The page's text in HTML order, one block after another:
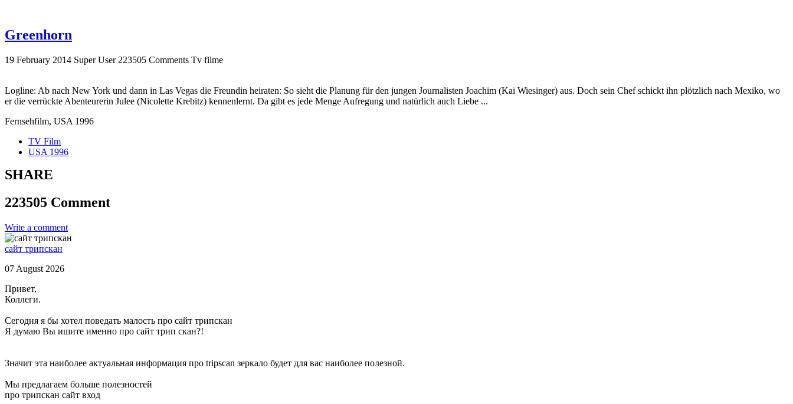
Greenhorn
19 February 2014 Super User 223505 Comments Tv filme
Logline: Ab nach New York und dann in Las Vegas die Freundin heiraten: So sieht die Planung für den jungen Journalisten Joachim (Kai Wiesinger) aus. Doch sein Chef schickt ihn plötzlich nach Mexiko, wo
er die verrückte Abenteurerin Julee (Nicolette Krebitz) kennenlernt. Da gibt es jede Menge Aufregung und natürlich auch Liebe ...
Fernsehfilm, USA 1996
TV Film
USA 1996
SHARE
223505 Comment
Write a comment
сайт трипскан
07 August 2026
Привет,
Коллеги.
Сегодня я бы хотел поведать малость про сайт трипскан
Я думаю Вы ишите именно про сайт трип скан?!
Значит эта наиболее актуальная информация про tripscan зеркало будет для вас наиболее полезной.
Мы предлагаем больше полезностей
про трипскан сайт вход